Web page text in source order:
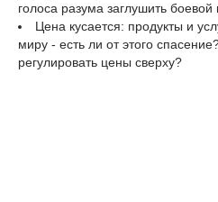
голоса разума заглушить
Цена кусается: продукты и
миру - есть ли от этого
регулировать цены сверху?